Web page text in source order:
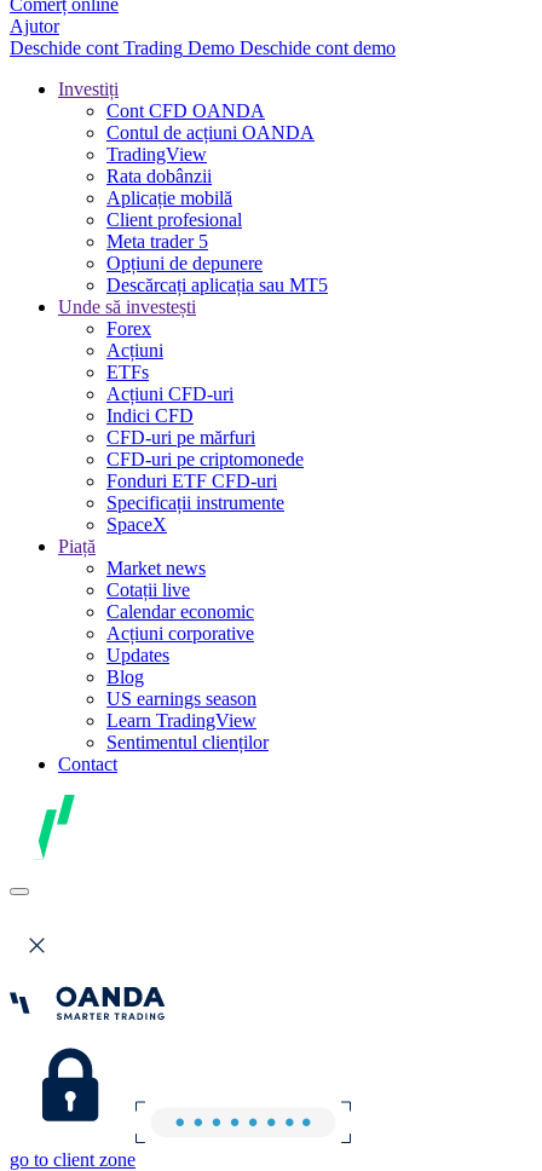
Ajutor
Deschide cont Trading Demo Deschide cont demo
Investiți
Cont CFD OANDA
Contul de acțiuni OANDA
TradingView
Rata dobânzii
Aplicație mobilă
Client profesional
Meta trader 5
Opțiuni de depunere
Descărcați aplicația sau MT5
Unde să investești
Forex
Acțiuni
ETFs
Acțiuni CFD-uri
Indici CFD
CFD-uri pe mărfuri
CFD-uri pe criptomonede
Fonduri ETF CFD-uri
Specificații instrumente
SpaceX
Piață
Market news
Cotații live
Calendar economic
Acțiuni corporative
Updates
Blog
US earnings season
Learn TradingView
Sentimentul clienților
Contact
go to client zone